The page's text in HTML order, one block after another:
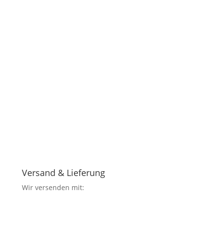
Versand & Lieferung
Wir versenden mit: